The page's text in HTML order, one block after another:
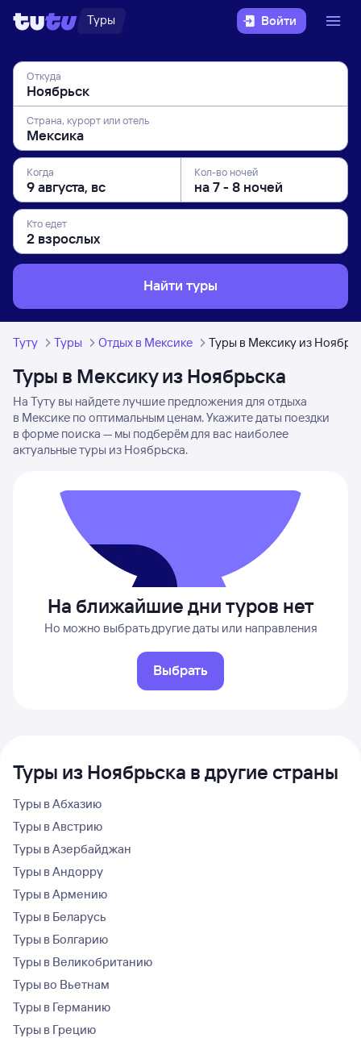
Туры Войти
Откуда
Страна, курорт или отель
Когда Кол-во ночей
Кто едет
Найти туры
Туту Туры Отдых в Мексике Туры в Мексику из
Туры в Мексику из Ноябрьска
На Туту вы найдете лучшие предложения для отдыха
в Мексике по оптимальным ценам. Укажите даты поездки
в форме поиска — мы подберём для вас наиболее
актуальные туры из Ноябрьска.
На ближайшие дни туров нет
Но можно выбрать другие даты или направления
Выбрать
Туры из Ноябрьска в другие страны
Туры в Абхазию
Туры в Австрию
Туры в Азербайджан
Туры в Андорру
Туры в Армению
Туры в Беларусь
Туры в Болгарию
Туры в Великобританию
Туры во Вьетнам
Туры в Германию
Туры в Грецию